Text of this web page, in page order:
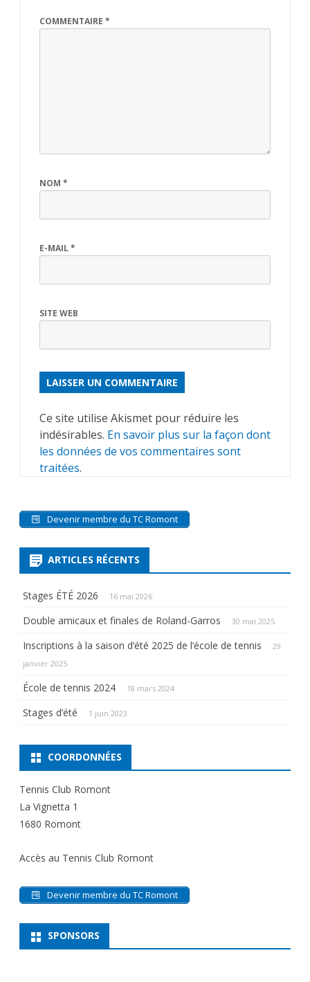
COMMENTAIRE *
NOM *
E-MAIL*
SITE WEB
Ce site utilise Akismet pour réduire les
indésirables. En savoir plus sur la façon dont
les données de vos commentaires sont
traitées.
Devenir membre du TC Romont
ARTICLES RÉCENTS
Stages ÉTÉ 2026 16 mai 2026
Double amicaux et finales de Roland-Garros 30 mai 2025
Inscriptions à la saison d’été 2025 de l’école de tennis
29
janvier 2025
École de tennis 2024 18 mars 2024
Stages d’été 1 juin 2023
COORDONNÉES
Tennis Club Romont
La Vignetta 1
1680 Romont
Accès au Tennis Club Romont
Devenir membre du TC Romont
SPONSORS